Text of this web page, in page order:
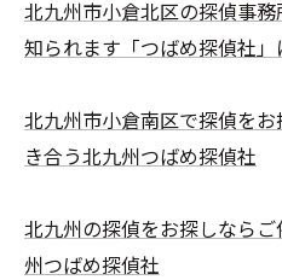
北九州市小倉北区の探偵事
知られます「つばめ探偵社
北九州市小倉南区で探偵を
き合う北九州つばめ探偵社
北九州の探偵をお探しなら
州つばめ探偵社